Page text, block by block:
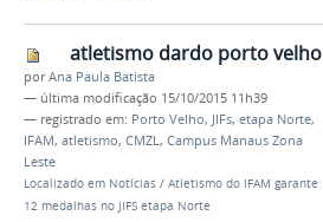
atletismo dardo porto velho
porAna Paula Batista
— última modificação 15/10/2015 11h39
— registrado em: Porto Velho, JIFs, etapa Norte,
IFAM, atletismo, CMZL, Campus Manaus Zona
Leste
Localizado em Notícias / Atletismo do IFAM garante
12 medalhas no JIFS etapa Norte